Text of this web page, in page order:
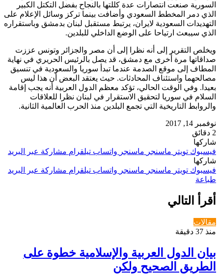
السورية صنعت انتصارات عدة كللتها بالنجاح بفضل التكتل الكبير
الذي دمر المخطط السعودي وأضافت بينما تركز وسائل الإعلام على
التهديدات السعودية لايران، يرتبط مستقبل لبنان بدمشق وباستقراره
الذي سيبعث ارتياحا على الوضع الداخلي للبلدين.
ويخلص التقرير إلى أنه نظرا إلى أن مصر والجزائر وتونس عززت
صداقاتها مرة أخرى مع دمشق، قد يصل بالرئيس الحريري في نهاية
المطاف إلى موقع الصدمة عندما تبدأ سوريا والسعودية في تنسيق
مصالحهما واستئناف المحادثات. حيث يعتقد البعض أن هذا ليس
بعيدا. وفي الوقت الحالي، تؤكد معظم الدول العربية أنه يجب إقامة
السلام في سوريا لتحقيق الاستقرار في لبنان نظرا للعلاقات
والروابط التاريخية التي تجمع البلدين منذ الحرب العالمية الثانية.
نوفمبر 14, 2017
2 دقائق
شاركها
فيسبوك تويتر ماسنجر ماسنجر واتساب تيلقرام مشاركة عبر البريد
شاركها
فيسبوك تويتر ماسنجر ماسنجر واتساب تيلقرام مشاركة عبر البريد
طباعة
أقرأ التالي
مقالات
منذ 37 دقيقة
بيان الدول العربية والإسلامية خطوة على
الطريق الصحيح ولكن